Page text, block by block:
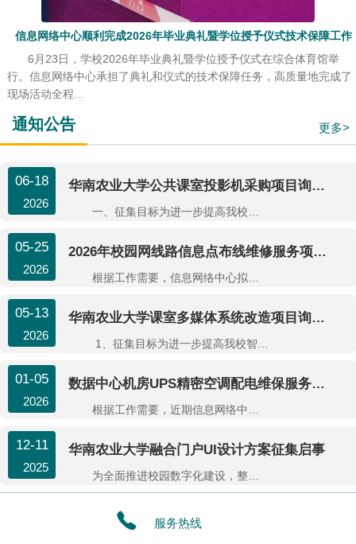
信息网络中心顺利完成2026年毕业典礼暨学位授予仪式技术保障工作
6月23日，学校2026年毕业典礼暨学位授予仪式在综合体育馆举
行。信息网络中心承担了典礼和仪式的技术保障任务，高质量地完成了
现场活动全程...
通知公告 更多>
06-18
2026
华南农业大学公共课室投影机采购项目询价公告
一、征集目标为进一步提高我校智慧校园信息化建设水平，改善师生智慧化教学环境，近期我校拟对18台课室投影机进行更新。为保证项...
05-25
2026
2026年校园网线路信息点布线维修服务项目询价公告
根据工作需要，信息网络中心拟计划采购2026年校园网线路信息点布线维修服务项目，现诚邀符合资格条件的供应商进行采购预算询价。...
05-13
2026
华南农业大学课室多媒体系统改造项目询价公告
1、征集目标为进一步提高我校智慧校园信息化建设水平，改善师生智慧化教学环境，近期我校拟对6间多媒体课室多媒体系统升级...
01-05
2026
数据中心机房UPS精密空调配电维保服务询价公告
根据工作需要，近期信息网络中心拟计划采购数据中心机房UPS、精密空调及配电维保服务(1年期)，为公开公平起见，诚邀符合资格条件...
12-11
2025
华南农业大学融合门户UI设计方案征集启事
为全面推进校园数字化建设，整合校内信息资源与服务入口，提升师生校园学习、工作与生活体验，华南农业大学现启动“校园融合门户...
服务热线